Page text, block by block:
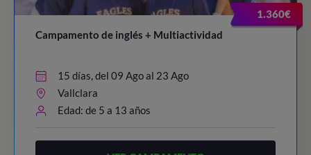
1.360€
Campamento de inglés + Multiactividad
15 días, del 09 Ago al 23 Ago
Vallclara
Edad: de 5 a 13 años